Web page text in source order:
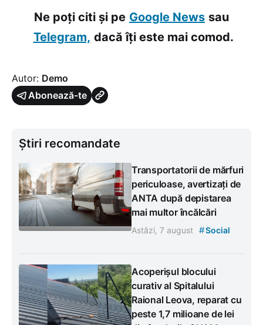
Ne poți citi și pe Google News sau
Telegram, dacă îți este mai comod.
Autor: Demo
Abonează-te
Știri recomandate
Transportatorii de mărfuri
periculoase, avertizați de
ANTA după depistarea
mai multor încălcări
Astăzi, 7 august #Social
Acoperișul blocului
curativ al Spitalului
Raional Leova, reparat cu
peste 1,7 milioane de lei